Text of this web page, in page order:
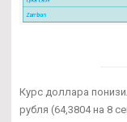
Курс доллара
рубля (64,3804 на 8